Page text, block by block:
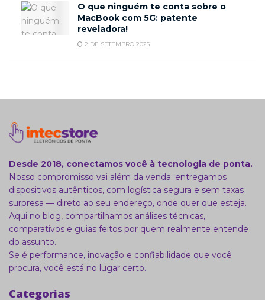
O que ninguém te conta sobre o
MacBook com 5G: patente
reveladora!
2 DE SETEMBRO 2025
Desde 2018, conectamos você à tecnologia de ponta.
Nosso compromisso vai além da venda: entregamos
dispositivos autênticos, com logística segura e sem taxas
surpresa — direto ao seu endereço, onde quer que esteja.
Aqui no blog, compartilhamos análises técnicas,
comparativos e guias feitos por quem realmente entende
do assunto.
Se é performance, inovação e confiabilidade que você
procura, você está no lugar certo.
Categorias